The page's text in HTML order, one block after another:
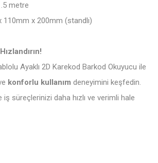
metre
110mm x 200mm (standlı)
Ayaklı 2D Karekod Barkod Okuyucu ile
konforlu kullanım deneyimini keşfedin.
iş süreçlerinizi daha hızlı ve verimli hale